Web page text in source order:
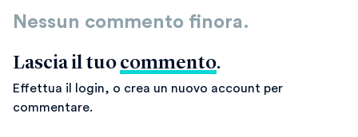
Nessun commento finora.
Lascia il tuo commento.
Effettua il login, o crea un nuovo account per
commentare.